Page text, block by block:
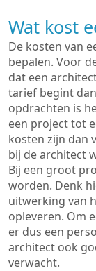
Wat kost
De kosten van
bepalen. Voor
dat een
tarief begint
opdrachten is
een project tot
kosten zijn dan
bij de architect
Bij een groot
worden. Denk
uitwerking van
opleveren. Om
er dus een
architect ook
verwacht.